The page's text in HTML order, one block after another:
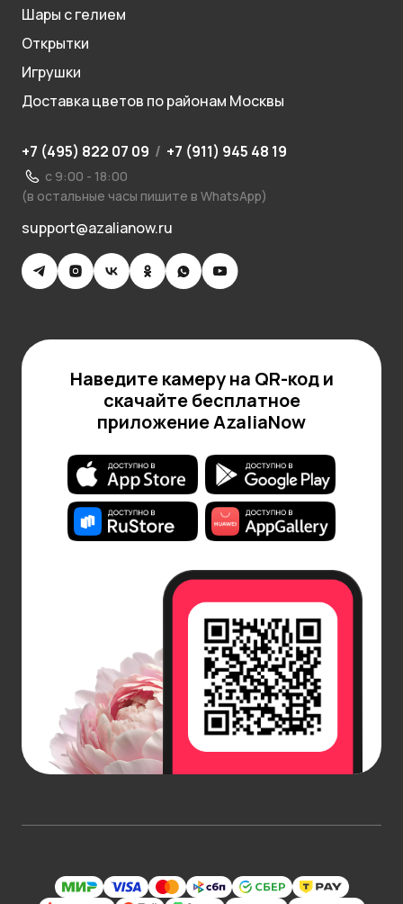
Шары с гелием
Открытки
Игрушки
Доставка цветов по районам Москвы
+7 (495) 822 07 09 / +7 (911) 945 48 19
с 9:00 - 18:00
(в остальные часы пишите в WhatsApp)
support@azalianow.ru
Наведите камеру на QR-код и
скачайте бесплатное
приложение AzaliaNow